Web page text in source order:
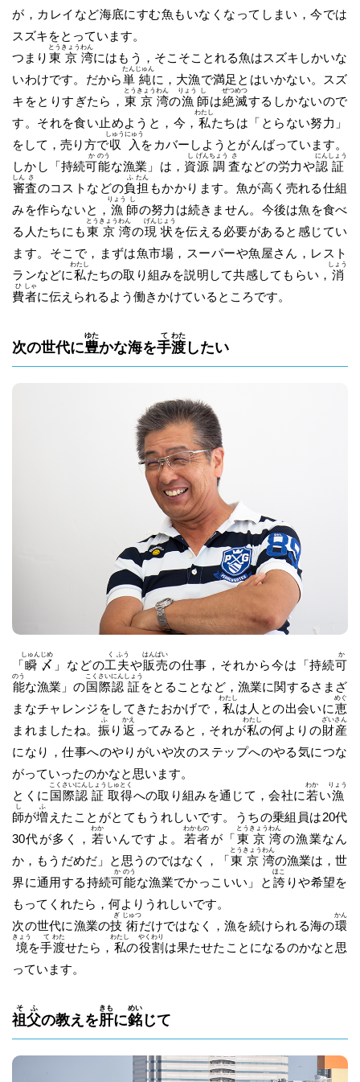
が，カレイなど海底にすむ魚もいなくなってしまい，今では
スズキをとっています。
つまり 東
とう
京
きょう
湾
わん
にはもう，そこそことれる魚はスズキしかいな
いわけです。だから単
たん
純
じゅん
に，大漁で満足とはいかない。スズ
キをとりすぎたら， 東
とう
京
きょう
湾
わん
の漁
りょう
師
し
は絶
ぜつ
滅
めつ
するしかないので
す。それを食い止めようと，今， 私
わたし
たちは「とらない努力」
をして，売り方で収
しゅう
入
にゅう
をカバーしようとがんばっています。
しかし「持続可
か
能
のう
な漁業」は， 資
し
源
げん
調
ちょう
査
さ
などの労力や認
にん
証
しょう
審
しん
査
さ
のコストなどの負
ふ
担
たん
もかかります。魚が高く売れる仕組
みを作らないと， 漁
りょう
師
し
の努力は続きません。今後は魚を食べ
る人たちにも東
とう
京
きょう
湾
わん
の現
げん
状
じょう
を伝える必要があると感じてい
ます。そこで，まずは魚市場，スーパーや魚屋さん，レスト
ランなどに私
わたし
たちの取り組みを説明して共感してもらい， 消
しょう
費
ひ
者
しゃ
に伝えられるよう働きかけているところです。
次の世代に豊
ゆた
かな海を手
て
渡
わた
したい
「瞬
しゅん
〆
じめ
」などの工
く
夫
ふう
や販
はん
売
ばい
の仕事，それから今は「持続可
か
能
のう
な漁業」の国
こく
際
さい
認
にん
証
しょう
をとることなど，漁業に関するさまざ
まなチャレンジをしてきたおかげで， 私
わたし
は人との出会いに恵
めぐ
まれましたね。振
ふ
り 返
かえ
ってみると，それが私
わたし
の何よりの財
ざい
産
さん
になり，仕事へのやりがいや次のステップへのやる気につな
がっていったのかなと思います。
とくに 国
こく
際
さい
認
にん
証
しょう
取
しゅ
得
とく
への取り組みを通じて，会社に 若
わか
い漁
りょう
師
し
が増
ふ
えたことがとてもうれしいです。うちの乗組員は20代
30代が多く， 若
わか
いんですよ。 若
わか
者
もの
が「東
とう
京
きょう
湾
わん
の漁業なん
か，もうだめだ」と思うのではなく，「東
とう
京
きょう
湾
わん
の漁業は，世
界に通用する持続可
か
能
のう
な漁業でかっこいい」と 誇
ほこ
りや希望を
もってくれたら，何よりうれしいです。
次の世代に漁業の技
ぎ
術
じゅつ
だけではなく，漁を続けられる海の環
かん
境
きょう
を手
て
渡
わた
せたら， 私
わたし
の役
やく
割
わり
は果たせたことになるのかなと思
っています。
祖
そ
父
ふ
の教えを肝
きも
に銘
めい
じて